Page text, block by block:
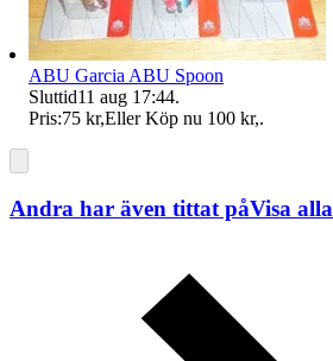
ABU Garcia ABU Spoon
Sluttid11 aug 17:44.
Pris:75 kr,Eller Köp nu 100 kr,.
Andra har även tittat påVisa alla